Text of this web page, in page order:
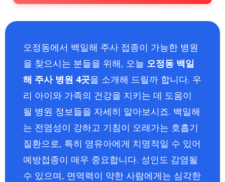
오정동에서 백일해 주사 접종이 가능한 병원
을 찾으시는 분들을 위해, 오늘 오정동 백일
해 주사 병원 4곳을 소개해 드릴까 합니다. 우
리 아이와 가족의 건강을 지키는 데 도움이
될 병원 정보들을 자세히 알아보시죠. 백일해
는 전염성이 강하고 기침이 오래가는 호흡기
질환으로, 특히 영유아에게 치명적일 수 있어
예방접종이 매우 중요합니다. 성인도 감염될
수 있으며, 면역력이 약한 사람에게는 심각한